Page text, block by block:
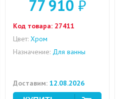
77 910 ₽
Код товара: 27411
Цвет: Хром
Назначение: Для ванны
Доставим: 12.08.2026